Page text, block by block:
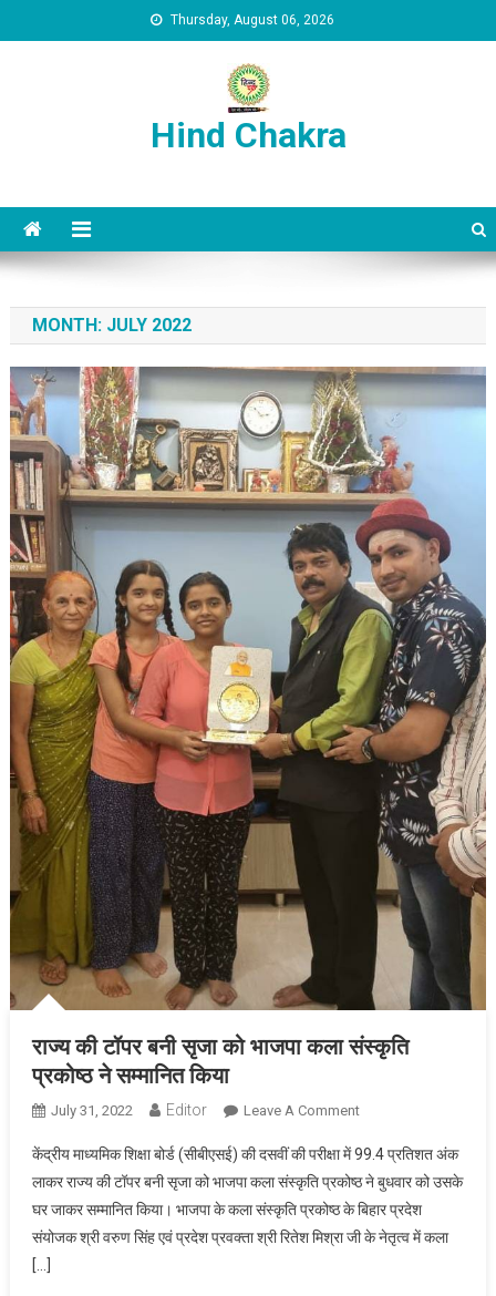
Thursday, August 06, 2026
Hind Chakra
MONTH: JULY 2022
राज्य की टॉपर बनी सृजा को भाजपा कला संस्कृति
प्रकोष्ठ ने सम्मानित किया
July 31, 2022 Editor Leave A CommentOn राज्य की टॉपर बनी
संस्कृति प्रकोष्ठ ने
सम्मानित किया
केंद्रीय माध्यमिक शिक्षा बोर्ड (सीबीएसई) की दसवीं की परीक्षा में 99.4 प्रतिशत अंक
लाकर राज्य की टॉपर बनी सृजा को भाजपा कला संस्कृति प्रकोष्ठ ने बुधवार को उसके
घर जाकर सम्मानित किया। भाजपा के कला संस्कृति प्रकोष्ठ के बिहार प्रदेश
संयोजक श्री वरुण सिंह एवं प्रदेश प्रवक्ता श्री रितेश मिश्रा जी के नेतृत्व में कला
[…]